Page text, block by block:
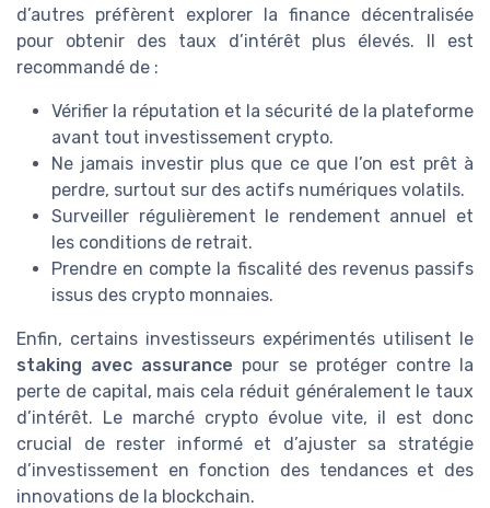
d’autres préfèrent explorer la finance décentralisée
pour obtenir des taux d’intérêt plus élevés. Il est
recommandé de :
Vérifier la réputation et la sécurité de la plateforme
avant tout investissement crypto.
Ne jamais investir plus que ce que l’on est prêt à
perdre, surtout sur des actifs numériques volatils.
Surveiller régulièrement le rendement annuel et
les conditions de retrait.
Prendre en compte la fiscalité des revenus passifs
issus des crypto monnaies.
Enfin, certains investisseurs expérimentés utilisent le
staking avec assurance pour se protéger contre la
perte de capital, mais cela réduit généralement le taux
d’intérêt. Le marché crypto évolue vite, il est donc
crucial de rester informé et d’ajuster sa stratégie
d’investissement en fonction des tendances et des
innovations de la blockchain.